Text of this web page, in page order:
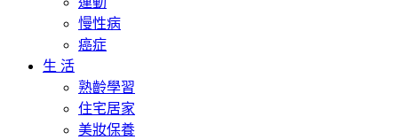
慢性病
癌症
生 活
熟齡學習
住宅居家
美妝保養